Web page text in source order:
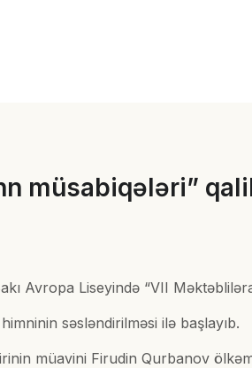
müsabiqələri”
Avropa Liseyində “VII
səsləndirilməsi ilə başlayıb.
müavini Firudin Qurbanov